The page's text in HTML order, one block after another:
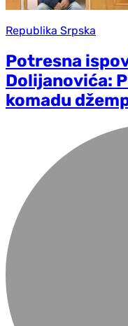
Republika Srpska
Potresna
Dolijanovića:
komadu